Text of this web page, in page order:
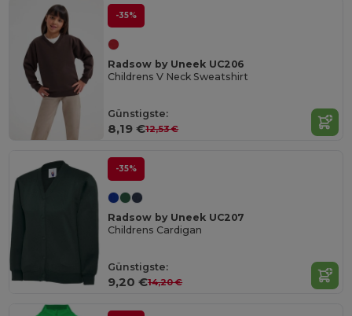
-35%
Radsow by Uneek UC206
Childrens V Neck Sweatshirt
Günstigste:
8,19 €12,53 €
-35%
Radsow by Uneek UC207
Childrens Cardigan
Günstigste:
9,20 €14,20 €